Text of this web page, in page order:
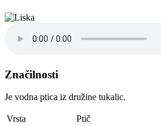
Značilnosti
Je vodna ptica iz družine tukalic.
Vrsta
Ptič